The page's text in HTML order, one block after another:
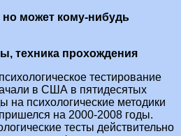
может кому-нибудь
техника прохождения
тестирование
в США в пятидесятых
на психологические методики
на 2000-2008 годы.
тесты действительно